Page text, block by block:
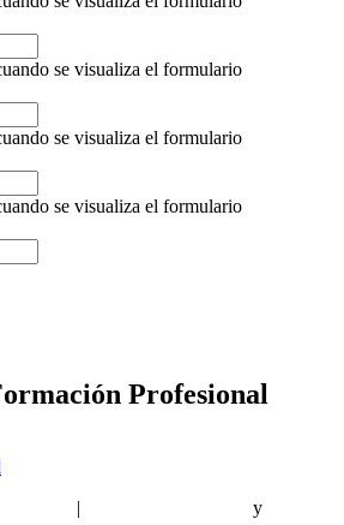
se visualiza el formulario
se visualiza el formulario
se visualiza el formulario
Profesional
| y